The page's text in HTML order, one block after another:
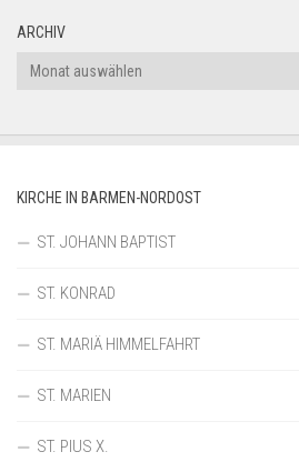
ARCHIV
Archiv
KIRCHE IN BARMEN-NORDOST
ST. JOHANN BAPTIST
ST. KONRAD
ST. MARIÄ HIMMELFAHRT
ST. MARIEN
ST. PIUS X.